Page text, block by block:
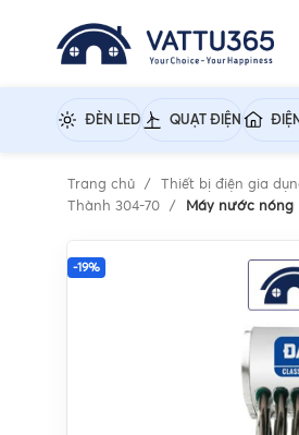
ĐÈN LED QUẠT ĐIỆN
Trang chủ Thiết bị điện gia
Thành 304-70
Máy nước nóng
-19%